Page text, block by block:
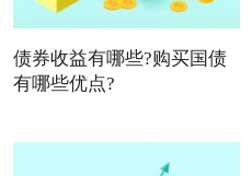
债券收益有哪些?购买国债
有哪些优点?